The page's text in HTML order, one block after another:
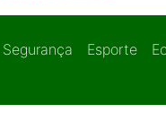
Segurança Esporte